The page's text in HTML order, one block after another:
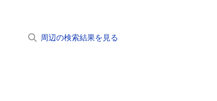
周辺の検索結果を見る